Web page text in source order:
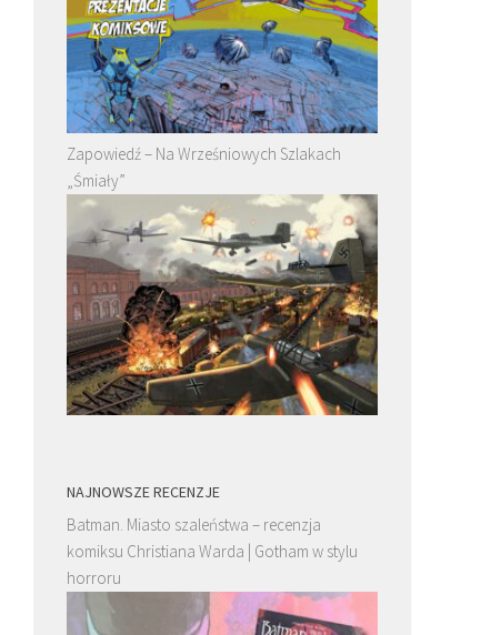
Zapowiedź – Na Wrześniowych Szlakach
„Śmiały”
NAJNOWSZE RECENZJE
Batman. Miasto szaleństwa – recenzja
komiksu Christiana Warda | Gotham w stylu
horroru